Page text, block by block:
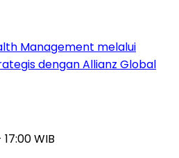
Management melalui
dengan Allianz Global
WIB